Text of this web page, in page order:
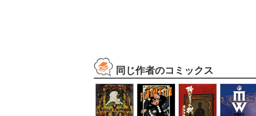
同じ作者のコミックス